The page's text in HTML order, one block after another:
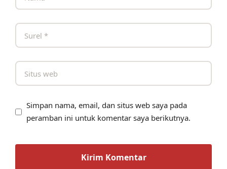
Simpan nama, email, dan situs web saya pada
peramban ini untuk komentar saya berikutnya.